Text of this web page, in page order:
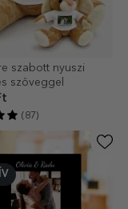
szabott nyuszi
szöveggel
(87)